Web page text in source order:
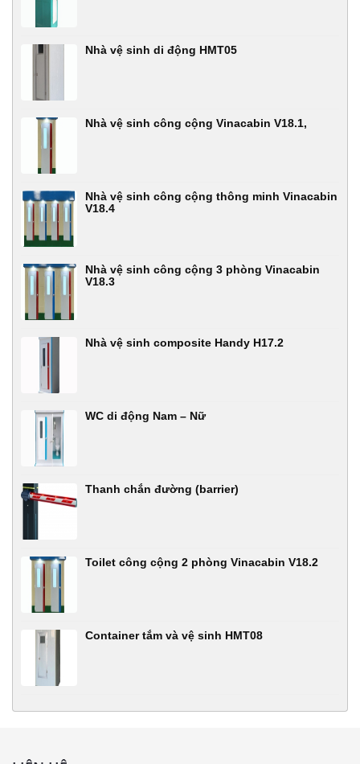
Nhà vệ sinh di động HMT05
Nhà vệ sinh công cộng Vinacabin V18.1,
Nhà vệ sinh công cộng thông minh Vinacabin
V18.4
Nhà vệ sinh công cộng 3 phòng Vinacabin
V18.3
Nhà vệ sinh composite Handy H17.2
WC di động Nam – Nữ
Thanh chắn đường (barrier)
Toilet công cộng 2 phòng Vinacabin V18.2
Container tắm và vệ sinh HMT08